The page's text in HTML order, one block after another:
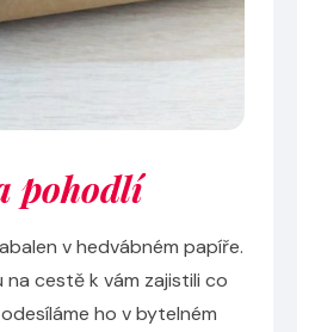
pohodlí
v hedvábném papíře.
cestě k vám zajistili co
ho v bytelném